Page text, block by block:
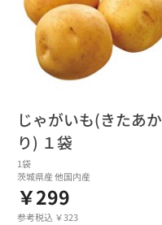
じゃがいも(きたあか
り) １袋
1袋
茨城県産 他国内産
￥299
参考税込 ￥323